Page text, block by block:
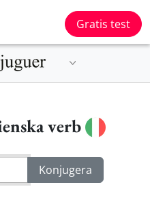
Gratis test
verb